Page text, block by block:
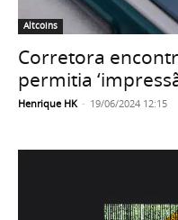
Altcoins
Corretora
permitia
Henrique HK - 19/06/2024 12:15